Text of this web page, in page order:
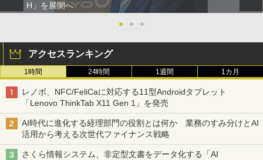
H」を展開へ
●
● ●
アクセスランキング
1時間 24時間 1週間 1カ月
レノボ、NFC/FeliCaに対応する11型Androidタブレット
「Lenovo ThinkTab X11 Gen 1」を発売
AI時代に進化する経理部門の役割とは何か 業務のすみ分けとAI
活用から考える次世代ファイナンス戦略
さくら情報システム、非定型文書をデータ化する「AI